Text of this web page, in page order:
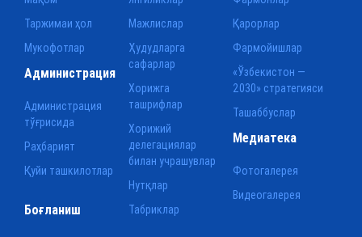
Таржимаи ҳол
Мукофотлар
Мажлислар
Ҳудудларга
сафарлар
Хорижга
ташрифлар
Хорижий
делегациялар
билан учрашувлар
Нутқлар
Табриклар
Қарорлар
Фармойишлар
«Ўзбекистон —
2030» стратегияси
Ташаббуслар
Администрация
Администрация
тўғрисида
Раҳбарият
Қуйи ташкилотлар
Медиатека
Фотогалерея
Видеогалерея
Боғланиш